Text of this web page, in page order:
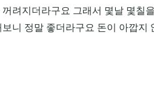
려지더라구요 그래서 몇날 몇칠
니 정말 좋더라구요 돈이 아깝지